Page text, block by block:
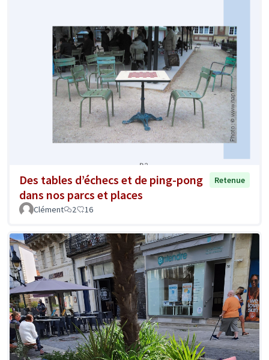
Des tables d’échecs et de ping-pong
dans nos parcs et places
Retenue
Clément 2 16